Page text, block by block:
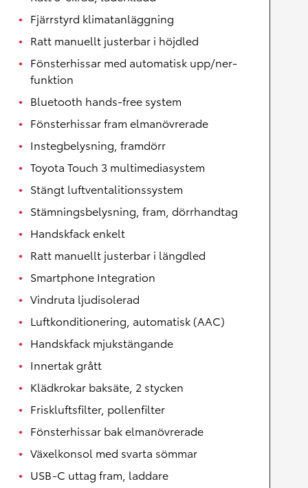
Fjärrstyrd klimatanläggning
Ratt manuellt justerbar i höjdled
Fönsterhissar med automatisk upp/ner-
funktion
Bluetooth hands-free system
Fönsterhissar fram elmanövrerade
Instegbelysning, framdörr
Toyota Touch 3 multimediasystem
Stängt luftventalitionssystem
Stämningsbelysning, fram, dörrhandtag
Handskfack enkelt
Ratt manuellt justerbar i längdled
Smartphone Integration
Vindruta ljudisolerad
Luftkonditionering, automatisk (AAC)
Handskfack mjukstängande
Innertak grått
Klädkrokar baksäte, 2 stycken
Friskluftsfilter, pollenfilter
Fönsterhissar bak elmanövrerade
Växelkonsol med svarta sömmar
USB-C uttag fram, laddare